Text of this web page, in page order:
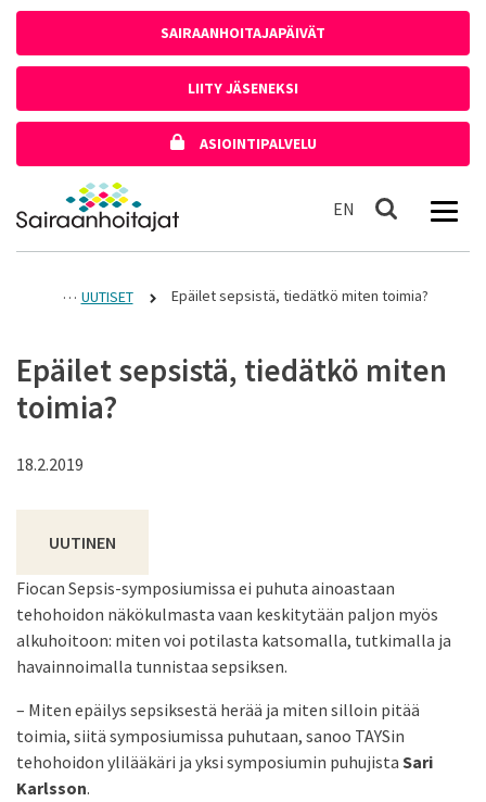
SAIRAANHOITAJAPÄIVÄT
LIITY JÄSENEKSI
ASIOINTIPALVELU
Etusivulle
EN In English
Haku
UUTISET Epäilet sepsistä, tiedätkö miten toimia?
Epäilet sepsistä, tiedätkö miten
toimia?
18.2.2019
UUTINEN
Fiocan Sepsis-symposiumissa ei puhuta ainoastaan
tehohoidon näkökulmasta vaan keskitytään paljon myös
alkuhoitoon: miten voi potilasta katsomalla, tutkimalla ja
havainnoimalla tunnistaa sepsiksen.
– Miten epäilys sepsiksestä herää ja miten silloin pitää
toimia, siitä symposiumissa puhutaan, sanoo TAYSin
tehohoidon ylilääkäri ja yksi symposiumin puhujista Sari
Karlsson.